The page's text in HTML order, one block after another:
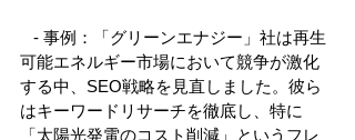
- 事例：「グリーンエナジー」社は再生
可能エネルギー市場において競争が激化
する中、SEO戦略を見直しました。彼ら
はキーワードリサーチを徹底し、特に
「太陽光発電のコスト削減」というフレ